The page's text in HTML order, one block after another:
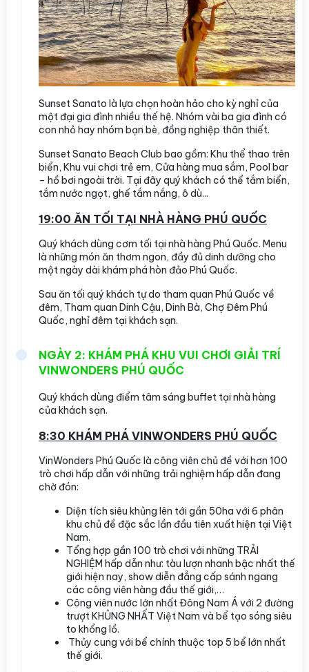
Sunset Sanato là lựa chọn hoàn hảo cho kỳ nghỉ của
một đại gia đình nhiều thế hệ. Nhóm vài ba gia đình có
con nhỏ hay nhóm bạn bè, đồng nghiệp thân thiết.
Sunset Sanato Beach Club bao gồm: Khu thể thao trên
biển, Khu vui chơi trẻ em, Cửa hàng mua sắm, Pool bar
– hồ bơi ngoài trời. Tại đây quý khách có thể tắm biển,
tắm nước ngọt, ghế tắm nắng, ô dù...
19:00 ĂN TỐI TẠI NHÀ HÀNG PHÚ QUỐC
Quý khách dùng cơm tối tại nhà hàng Phú Quốc. Menu
là những món ăn thơm ngon, đầy đủ dinh dưỡng cho
một ngày dài khám phá hòn đảo Phú Quốc.
Sau ăn tối quý khách tự do tham quan Phú Quốc về
đêm, Tham quan Dinh Cậu, Dinh Bà, Chợ Đêm Phú
Quốc, nghỉ đêm tại khách sạn.
NGÀY 2: KHÁM PHÁ KHU VUI CHƠI GIẢI TRÍ
VINWONDERS PHÚ QUỐC
Quý khách dùng điểm tâm sáng buffet tại nhà hàng
của khách sạn.
8:30 KHÁM PHÁ VINWONDERS PHÚ QUỐC
VinWonders Phú Quốc là công viên chủ đề với hơn 100
trò chơi hấp dẫn với những trải nghiệm hấp dẫn đang
chờ đón:
Diện tích siêu khủng lên tới gần 50ha với 6 phân
khu chủ đề đặc sắc lần đầu tiên xuất hiện tại Việt
Nam.
Tổng hợp gần 100 trò chơi với những TRẢI
NGHIỆM hấp dẫn như: tàu lượn nhanh bậc nhất thế
giới hiện nay, show diễn đẳng cấp sánh ngang
các công viên hàng đầu thế giới,…
Công viên nước lớn nhất Đông Nam Á với 2 đường
trượt KHỦNG NHẤT Việt Nam và bể tạo sóng siêu
to khổng lồ.
Thủy cung với bể chính thuộc top 5 bể lớn nhất
thế giới.